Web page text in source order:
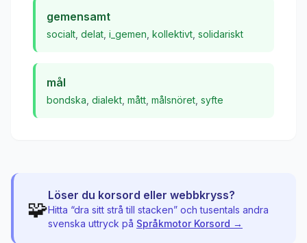
gemensamt
socialt delat i_gemen kollektivt solidariskt
mål
bondska dialekt mått målsnöret syfte
🧩
Löser du korsord eller webbkryss?
Hitta “dra sitt strå till stacken” och tusentals andra
svenska uttryck på Språkmotor Korsord →